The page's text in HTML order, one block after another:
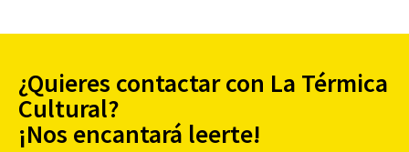
¿Quieres contactar con La Térmica
Cultural?
¡Nos encantará leerte!